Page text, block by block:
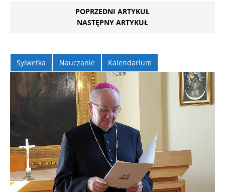
POPRZEDNI ARTYKUŁ
NASTĘPNY ARTYKUŁ
Sylwetka Nauczanie Kalendarium